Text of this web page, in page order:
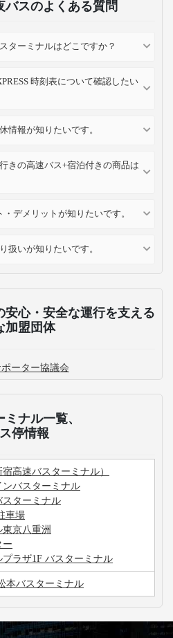
バスのよくある質問
ターミナルはどこですか？
時刻表について確認したい
情報が知りたいです。
きの高速バス+宿泊付きの商品は
デメリットが知りたいです。
扱いが知りたいです。
安心・安全な運行を支える
加盟団体
ーター協議会
ナル一覧、
停情報
高速バスターミナル）
バスターミナル
スターミナル
車場
京八重洲
ー
ラザ1F バスターミナル
本バスターミナル